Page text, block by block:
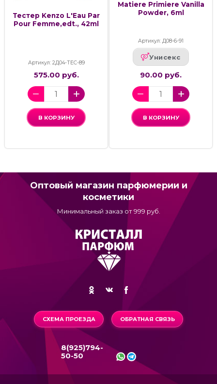
Тестер Kenzo L'Eau Par
Pour Femme,edt., 42ml
Артикул: 2Д04-ТЕС-89
575.00 руб.
В КОРЗИНУ
Matiere Primiere Vanilla
Powder, 6ml
Артикул: Д08-6-91
Унисекс
90.00 руб.
В КОРЗИНУ
Оптовый магазин парфюмерии и
косметики
Минимальный заказ от 999 руб.
СХЕМА ПРОЕЗДА ОБРАТНАЯ СВЯЗЬ
8(925)794-
50-50